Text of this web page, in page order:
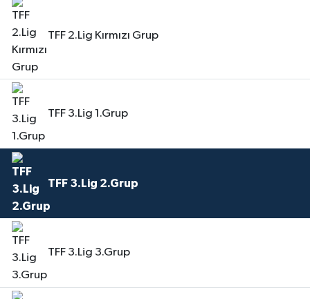
TFF 2.Lig Kırmızı Grup
TFF 3.Lig 1.Grup
TFF 3.Lig 2.Grup
TFF 3.Lig 3.Grup